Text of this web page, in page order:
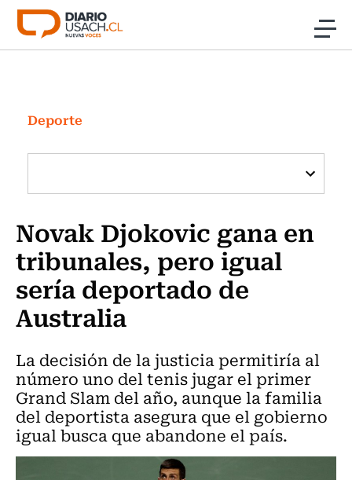
Click acá para ir directamente al contenido
Investigación
Cultura
Programas Radio y TV Usach
Deporte
Novak Djokovic gana en
tribunales, pero igual
sería deportado de
Australia
La decisión de la justicia permitiría al
número uno del tenis jugar el primer
Grand Slam del año, aunque la familia
del deportista asegura que el gobierno
igual busca que abandone el país.